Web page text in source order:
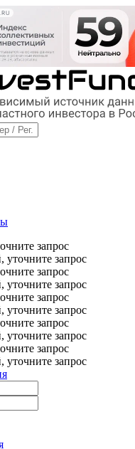
запрос
уточните запрос
запрос
уточните запрос
запрос
уточните запрос
запрос
уточните запрос
запрос
уточните запрос